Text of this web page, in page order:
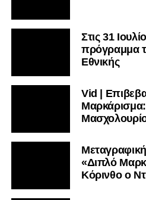
Στις 31
πρόγραμμα
Εθνικής
Vid |
«Διπλό
Κόρινθο ο